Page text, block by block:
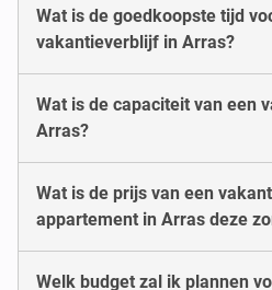
Wat is de goedkoopste tijd
vakantieverblijf in Arras?
Wat is de capaciteit van een
Arras?
Wat is de prijs van een
appartement in Arras deze
Welk budget zal ik plannen